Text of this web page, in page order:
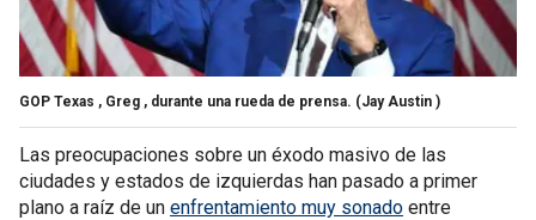
GOP Texas , Greg , durante una rueda de prensa. (Jay Austin )
Las preocupaciones sobre un éxodo masivo de las
ciudades y estados de izquierdas han pasado a primer
plano a raíz de un enfrentamiento muy sonado entre